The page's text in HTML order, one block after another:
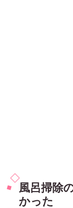
風呂掃除
かった